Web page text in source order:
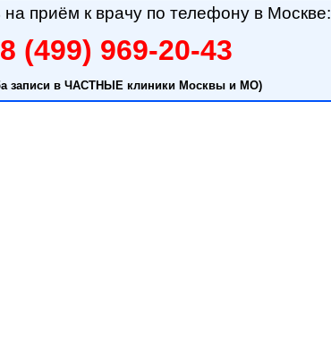
на приём к врачу по телефону в Москве:
8 (499) 969-20-43
записи в ЧАСТНЫЕ клиники Москвы и МО)